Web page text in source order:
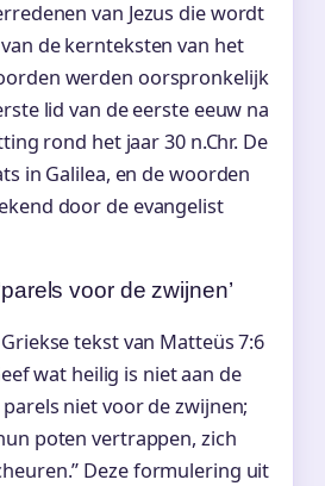
van Jezus die wordt
de kernteksten van het
werden oorspronkelijk
lid van de eerste eeuw na
rond het jaar 30 n.Chr. De
in Galilea, en de woorden
door de evangelist
voor de zwijnen’
tekst van Matteüs 7:6
wat heilig is niet aan de
niet voor de zwijnen;
poten vertrappen, zich
Deze formulering uit